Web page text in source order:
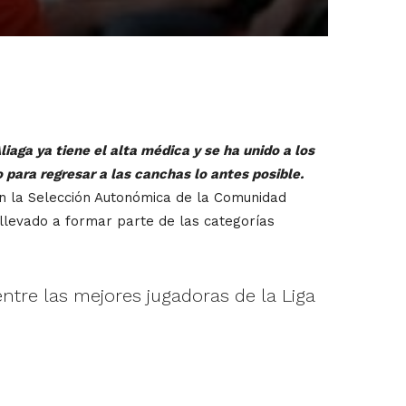
ya tiene el alta médica y se ha unido a los
regresar a las canchas lo antes posible.
la Selección Autonómica de la Comunidad
llevado a formar parte de las categorías
las mejores jugadoras de la Liga